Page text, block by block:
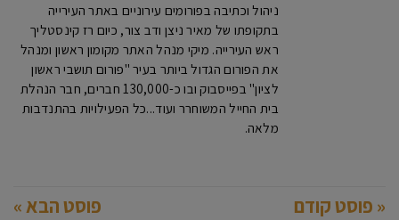
ניהול וכתיבה בפורומים עירוניים באתר העירייה
בתקופתו של מאיר ניצן ודב צור, כיום רז קינסטליך
ראש העירייה. מיקי מנהל האתר מקומון ראשון ומנהל
את הפורום הגדול ביותר בעיר "פורום תושבי ראשון
לציון" בפייסבוק ובו כ-130,000 חברים, חבר הנהלת
בית החייל המשוחרר ועוד...כל הפעילויות בהתנדבות
מלאה.
« פוסט קודם פוסט הבא »